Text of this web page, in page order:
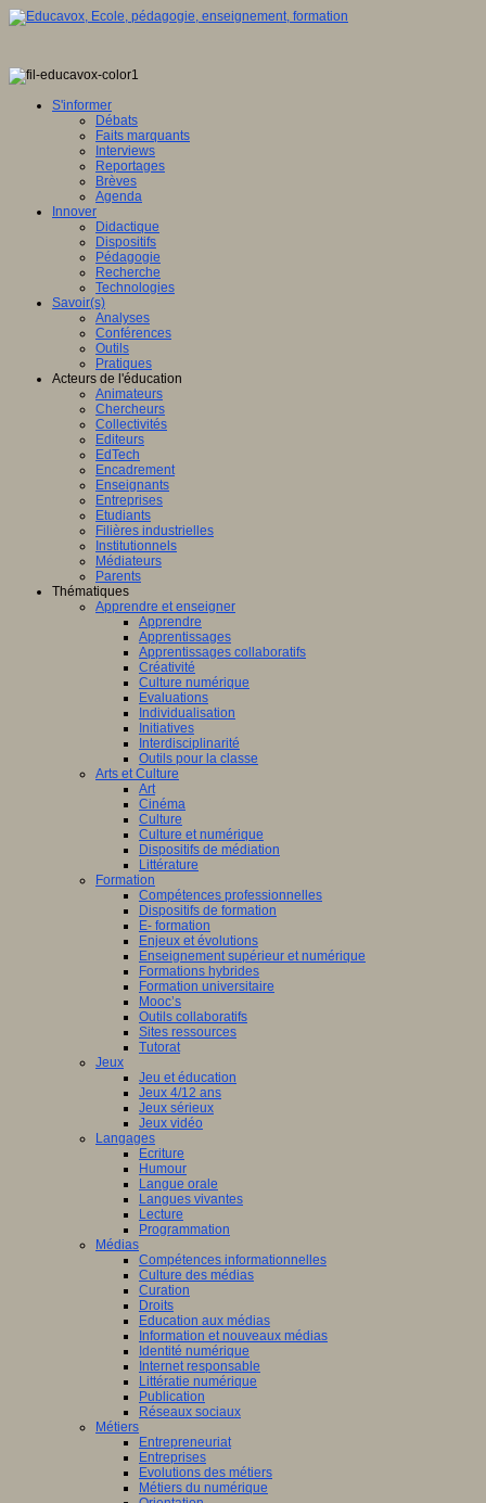
S'informer
Débats
Faits marquants
Interviews
Reportages
Brèves
Agenda
Innover
Didactique
Dispositifs
Pédagogie
Recherche
Technologies
Savoir(s)
Analyses
Conférences
Outils
Pratiques
Acteurs de l'éducation
Animateurs
Chercheurs
Collectivités
Editeurs
EdTech
Encadrement
Enseignants
Entreprises
Etudiants
Filières industrielles
Institutionnels
Médiateurs
Parents
Thématiques
Apprendre et enseigner
Apprendre
Apprentissages
Apprentissages collaboratifs
Créativité
Culture numérique
Evaluations
Individualisation
Initiatives
Interdisciplinarité
Outils pour la classe
Arts et Culture
Art
Cinéma
Culture
Culture et numérique
Dispositifs de médiation
Littérature
Formation
Compétences professionnelles
Dispositifs de formation
E- formation
Enjeux et évolutions
Enseignement supérieur et numérique
Formations hybrides
Formation universitaire
Mooc’s
Outils collaboratifs
Sites ressources
Tutorat
Jeux
Jeu et éducation
Jeux 4/12 ans
Jeux sérieux
Jeux vidéo
Langages
Ecriture
Humour
Langue orale
Langues vivantes
Lecture
Programmation
Médias
Compétences informationnelles
Culture des médias
Curation
Droits
Education aux médias
Information et nouveaux médias
Identité numérique
Internet responsable
Littératie numérique
Publication
Réseaux sociaux
Métiers
Entrepreneuriat
Entreprises
Evolutions des métiers
Métiers du numérique